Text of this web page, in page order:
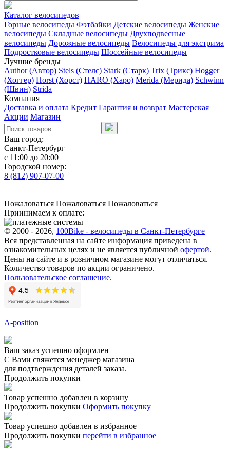
Каталог велосипедов
Горные велосипеды Фэтбайки Детские велосипеды Женские
велосипеды Складные велосипеды Двухподвесные
велосипеды Дорожные велосипеды Велосипеды для экстрима
Подростковые велосипеды Шоссейные велосипеды
Лучшие бренды
Author (Автор) Stels (Стелс) Stark (Старк) Trix (Трикс) Hogger
(Хоггер) Horst (Хорст) HARO (Харо) Merida (Мерида) Schwinn
(Швин) Strida
Компания
Доставка и оплата Кредит Гарантия и возврат Мастерская
Акции Магазин
Ваш город:
Санкт-Петербург
с 11:00 до 20:00
Городской номер:
8 (812) 907-07-00
Пожаловаться Пожаловаться Пожаловаться
Приинимаем к оплате:
© 2000 - 2026, 100Bike - велосипеды в Санкт-Петербурге
Вся представленная на сайте информация приведена в
ознакомительных целях и не является публичной офертой.
Цены на сайте и в розничном магазине могут отличаться.
Количество товаров по акции ограничено.
Пользовательское соглашение.
A-position
Ваш заказ успешно оформлен
С Вами свяжется менеджер магазина
для подтверждения деталей заказа.
Продолжить покупки
Товар успешно добавлен в корзину
Продолжить покупки Оформить покупку
Товар успешно добавлен в избранное
Продолжить покупки перейти в избранное